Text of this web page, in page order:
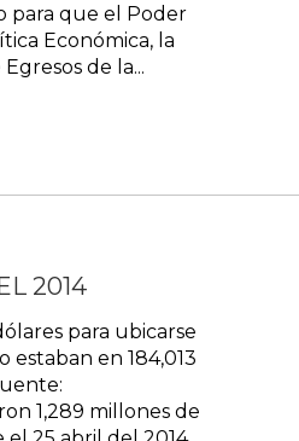
para que el Poder
Económica, la
de la...
2014
para ubicarse
estaban en 184,013
1,289 millones de